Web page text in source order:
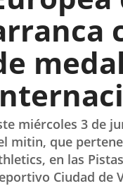
miércoles 3 de
mitin, que
en las
Ciudad de